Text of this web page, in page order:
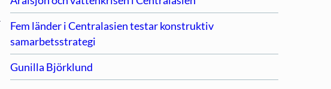
Fem länder i Centralasien testar konstruktiv
samarbetsstrategi
Gunilla Björklund